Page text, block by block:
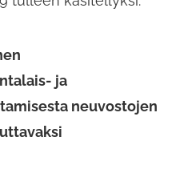
ja
neuvostojen